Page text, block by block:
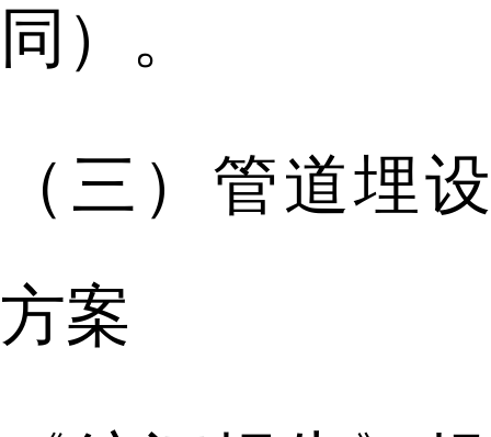
同）。
（三）管道埋设
方案